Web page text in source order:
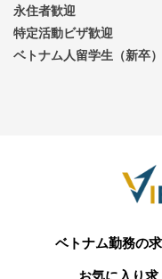
永住者歓迎
特定活動ビザ歓迎
ベトナム人留学生（新卒
ベトナム勤務の